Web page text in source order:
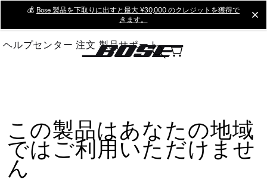
Main
💰 Bose 製品を下取りに出すと最大 ¥30,000 のクレジットを獲得で
きます。
ヘルプセンター 注文 製品サポート
この製品はあなたの地域
ではご利用いただけませ
ん